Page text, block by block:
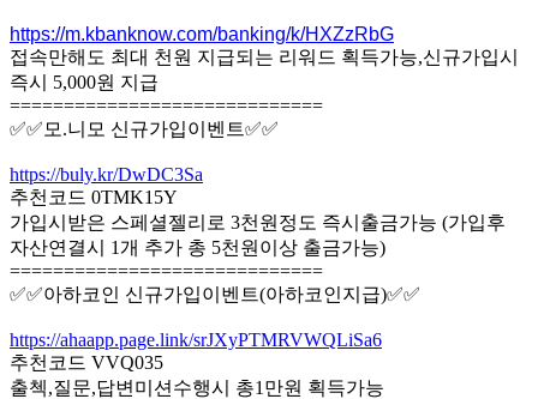
https://m.kbanknow.com/banking/k/HXZzRbG
접속만해도 최대 천원 지급되는 리워드 획득가능,신규가입시
즉시 5,000원 지급
=============================
✅✅모.니모 신규가입이벤트✅✅
https://buly.kr/DwDC3Sa
추천코드 0TMK15Y
가입시받은 스페셜젤리로 3천원정도 즉시출금가능 (가입후
자산연결시 1개 추가 총 5천원이상 출금가능)
=============================
✅✅아하코인 신규가입이벤트(아하코인지급)✅✅
https://ahaapp.page.link/srJXyPTMRVWQLiSa6
추천코드 VVQ035
출첵,질문,답변미션수행시 총1만원 획득가능